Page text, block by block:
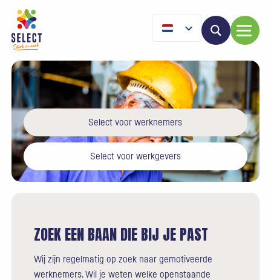
Select voor werknemers
Select voor werkgevers
ZOEK EEN BAAN DIE BIJ JE PAST
Wij zijn regelmatig op zoek naar gemotiveerde
werknemers. Wil je weten welke openstaande